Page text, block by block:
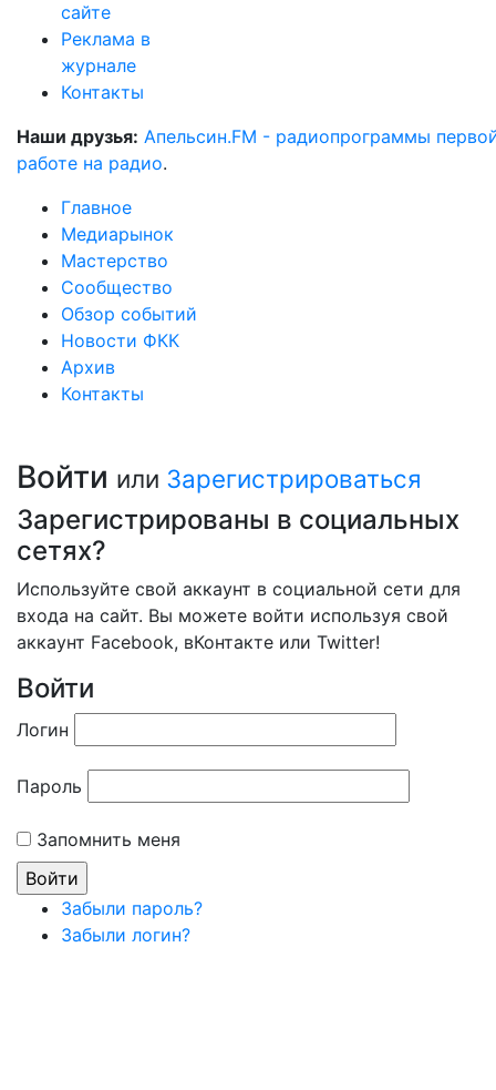
сайте
Реклама в
журнале
Контакты
Наши друзья: Апельсин.FM - радиопрограммы
работе на радио.
Главное
Медиарынок
Мастерство
Сообщество
Обзор событий
Новости ФКК
Архив
Контакты
Войти или Зарегистрироваться
Зарегистрированы в социальных
сетях?
Используйте свой аккаунт в социальной сети для
входа на сайт. Вы можете войти используя свой
аккаунт Facebook, вКонтакте или Twitter!
Войти
Логин
Пароль
Запомнить меня
Забыли пароль?
Забыли логин?